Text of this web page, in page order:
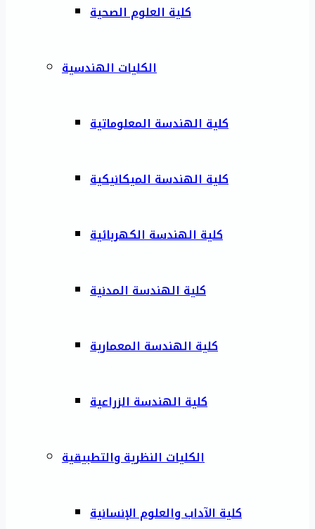
كلية العلوم الصحية
الكليات الهندسية
كلية الهندسة المعلوماتية
كلية الهندسة الميكانيكية
كلية الهندسة الكهربائية
كلية الهندسة المدنية
كلية الهندسة المعمارية
كلية الهندسة الزراعية
الكليات النظرية والتطبيقية
كلية الآداب والعلوم الإنسانية